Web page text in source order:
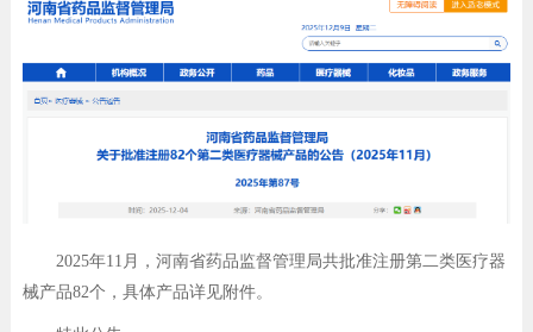
2025年11月，河南省药品监督管理局共批准注册第二类医疗器
械产品82个，具体产品详见附件。